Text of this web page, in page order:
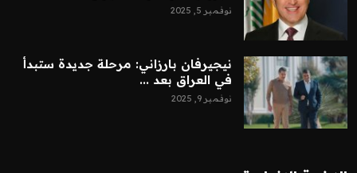
نوفمبر 5, 2025
نيجيرفان بارزاني: مرحلة جديدة ستبدأ
في العراق بعد ...
نوفمبر 9, 2025